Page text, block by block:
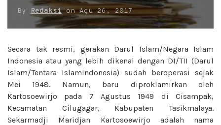
By RedaksionAgu 26, 2017
Secara tak resmi, gerakan Darul Islam/Negara Islam
Indonesia atau yang lebih dikenal dengan DI/TII (Darul
Islam/Tentara IslamIndonesia) sudah beroperasi sejak
Mei 1948. Namun, baru diproklamirkan oleh
Kartosoewirjo pada 7 Agustus 1949 di Cisampak,
Kecamatan Cilugagar, Kabupaten Tasikmalaya.
Sekarmadji Maridjan Kartosoewirjo adalah nama